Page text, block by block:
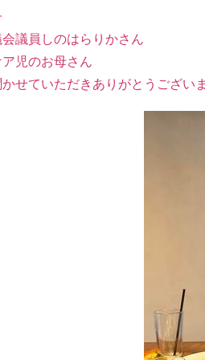
議員しのはらりかさん
児のお母さん
せていただきありがとうござい